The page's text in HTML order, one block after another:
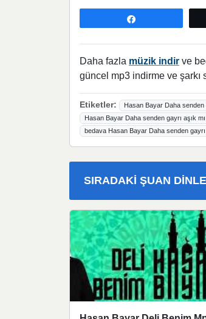
Daha fazla müzik indir ve
güncel mp3 indirme ve
Etiketler: Hasan Bayar Daha senden
Hasan Bayar Daha senden gayrı aşık
bedava Hasan Bayar Daha senden
SIRADAKI ŞUAN